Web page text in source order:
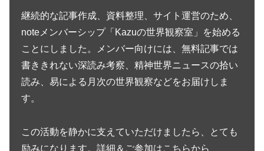
継続的な記事作成、資料整理、サイト運営のため、
noteメンバーシップ「Kazuの世界観察室」を始める
ことにしました。メンバー向けには、無料記事では
書ききれない深読み考察、精神世界ニュースの拾い
読み、易による月次の世界観察などをお届けしま
す。
この活動を静かに支えていただけましたら、とても
励みになります。詳細＆ご参加はこちらから